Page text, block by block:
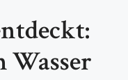
Wasser